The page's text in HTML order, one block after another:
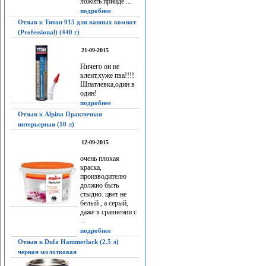
подробнее
Отзыв к Титан 915 для ванных комнат
(Professional) (440 г)
21-09-2015
Ничего он не
клеит,хуже пва!!!!
Шпатлевка,один в
один!
подробнее
Отзыв к Alpina Практичная
интерьерная (10 л)
12-09-2015
очень плохая
краска,
производителю
должно быть
стыдно. цвет не
белый , а серый,
даже в сравнении с
...
подробнее
Отзыв к Dufa Hammerlack (2.5 л)
черная молотковая